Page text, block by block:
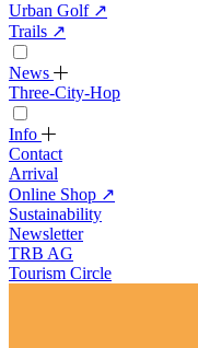
Urban Golf ↗
Trails ↗
News
Three-City-Hop
Info
Contact
Arrival
Online Shop ↗
Sustainability
Newsletter
TRB AG
Tourism Circle